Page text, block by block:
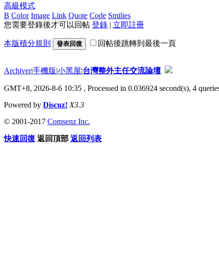
高級模式
B Color Image Link Quote Code Smilies
您需要登錄後才可以回帖 登錄 | 立即註冊
本版積分規則 發表回復 回帖後跳轉到最後一頁
Archiver|手機版|小黑屋|台灣整外主任交流論壇
GMT+8, 2026-8-6 10:35 , Processed in 0.036924 second(s), 4
Powered by Discuz! X3.3
© 2001-2017 Comsenz Inc.
快速回復 返回頂部 返回列表